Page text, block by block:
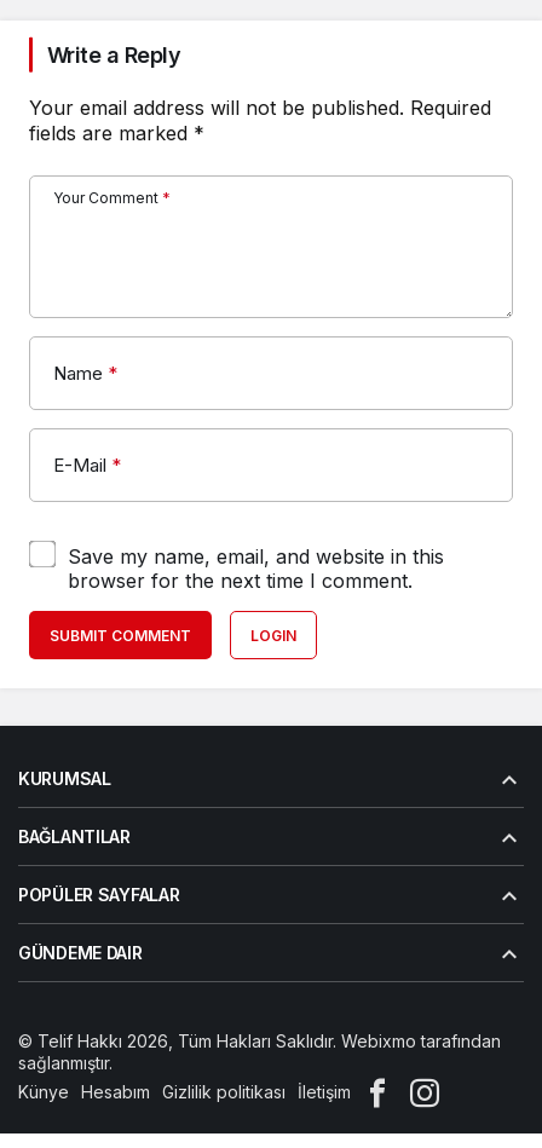
Write a Reply
Your email address will not be published. Required
fields are marked *
Your Comment *
Name *
E-Mail *
Save my name, email, and website in this
browser for the next time I comment.
SUBMIT COMMENT LOGIN
KURUMSAL
BAĞLANTILAR
POPÜLER SAYFALAR
GÜNDEME DAIR
© Telif Hakkı 2026, Tüm Hakları Saklıdır. Webixmo tarafından
sağlanmıştır.
Künye
Hesabım Gizlilik politikası İletişim